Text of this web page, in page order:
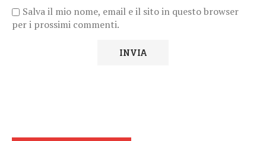
Salva il mio nome, email e il sito in questo browser
per i prossimi commenti.